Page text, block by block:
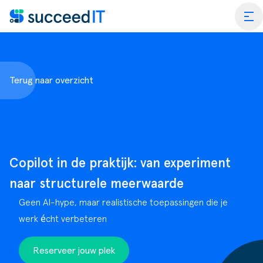
Scan
Academy Scanning
Blogs & Nieuws
Webinars & Events
SucceedIT
Terug naar overzicht
Copilot in de praktijk: van experiment
naar structurele meerwaarde
Geen AI-hype, maar realistische toepassingen die je
werk écht verbeteren
Reserveer jouw plek